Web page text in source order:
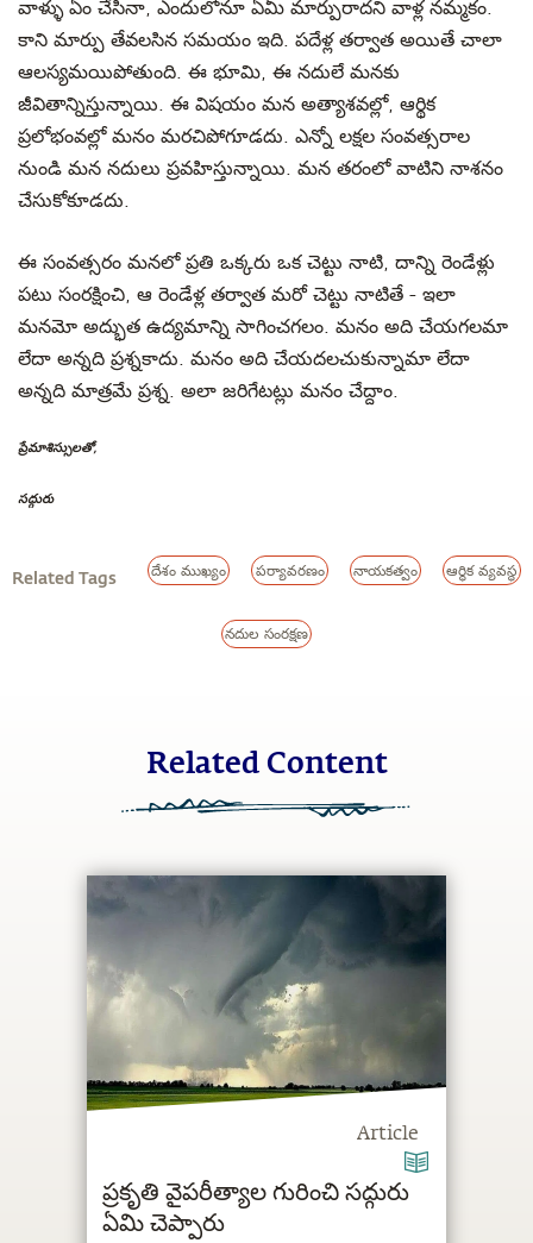
వాళ్ళు ఏం చేసినా, ఎందులోనూ ఏమీ మార్పురాదని వాళ్ల నమ్మకం.
కాని మార్పు తేవలసిన సమయం ఇది. పదేళ్ల తర్వాత అయితే చాలా
ఆలస్యమయిపోతుంది. ఈ భూమి, ఈ నదులే మనకు
జీవితాన్నిస్తున్నాయి. ఈ విషయం మన అత్యాశవల్లో, ఆర్థిక
ప్రలోభంవల్లో మనం మరచిపోగూడదు. ఎన్నో లక్షల సంవత్సరాల
నుండి మన నదులు ప్రవహిస్తున్నాయి. మన తరంలో వాటిని నాశనం
చేసుకోకూడదు.
ఈ సంవత్సరం మనలో ప్రతి ఒక్కరు ఒక చెట్టు నాటి, దాన్ని రెండేళ్లు
పటు సంరక్షించి, ఆ రెండేళ్ల తర్వాత మరో చెట్టు నాటితే - ఇలా
మనమో అద్భుత ఉద్యమాన్ని సాగించగలం. మనం అది చేయగలమా
లేదా అన్నది ప్రశ్నకాదు. మనం అది చేయదలచుకున్నామా లేదా
అన్నది మాత్రమే ప్రశ్న. అలా జరిగేటట్లు మనం చేద్దాం.
ప్రేమాశిస్సులతో,
సద్గురు
Related Tags దేశం ముఖ్యం పర్యావరణం నాయకత్వం ఆర్థిక వ్యవస్థ
నదుల సంరక్షణ
Related Content
Article
ప్రకృతి వైపరీత్యాల గురించి సద్గురు
ఏమి చెప్పారు